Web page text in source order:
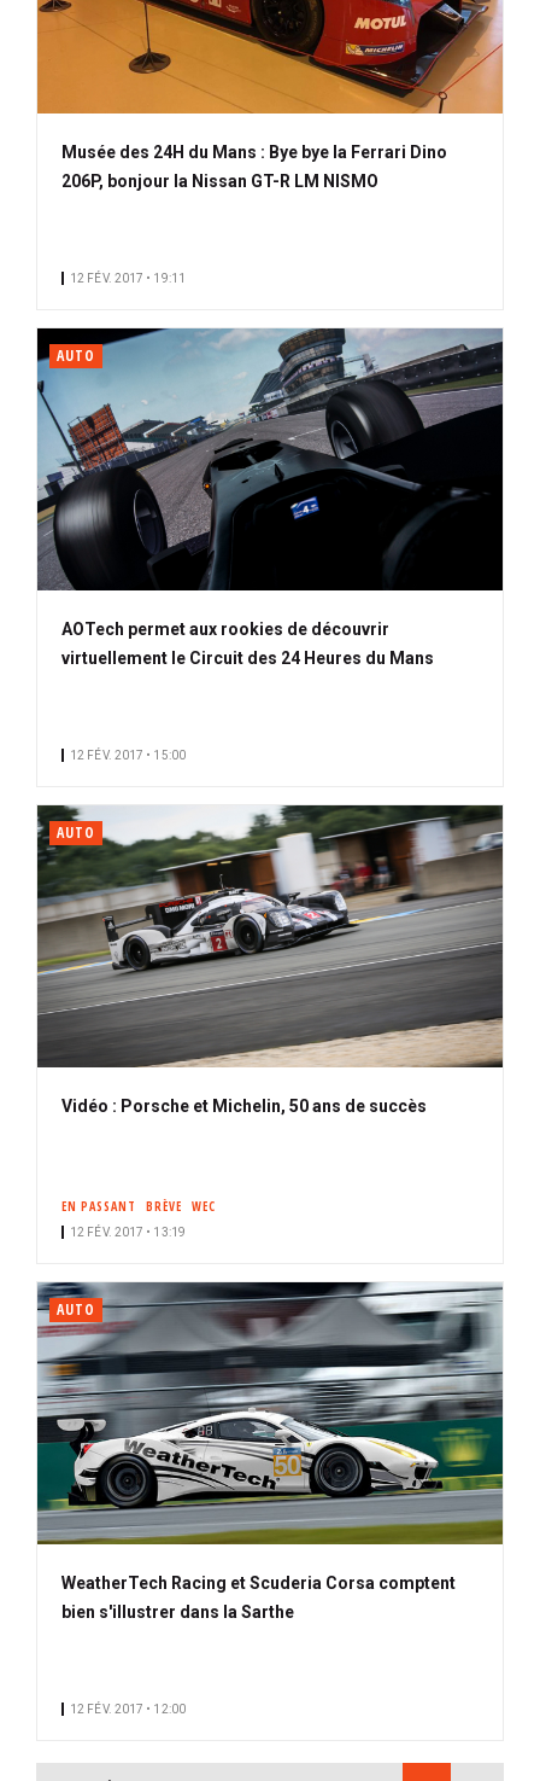
Musée des 24H du Mans : Bye bye la Ferrari Dino
206P, bonjour la Nissan GT-R LM NISMO
12 FÉV. 2017 • 19:11
AUTO
AOTech permet aux rookies de découvrir
virtuellement le Circuit des 24 Heures du Mans
12 FÉV. 2017 • 15:00
AUTO
Vidéo : Porsche et Michelin, 50 ans de succès
EN PASSANT BRÈVE WEC
12 FÉV. 2017 • 13:19
AUTO
WeatherTech Racing et Scuderia Corsa comptent
bien s'illustrer dans la Sarthe
12 FÉV. 2017 • 12:00